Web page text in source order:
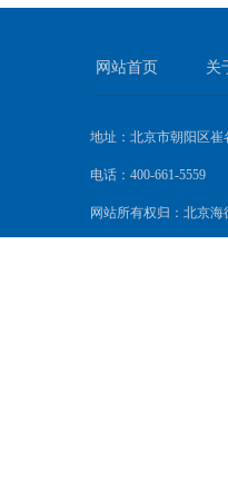
网站首页 关
地址：北京市朝阳区崔
电话：400-661-5559
网站所有权归：北京